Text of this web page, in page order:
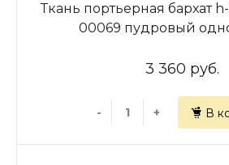
Ткань портьерная бархат
00069 пудровый
3 360 руб.
- + В